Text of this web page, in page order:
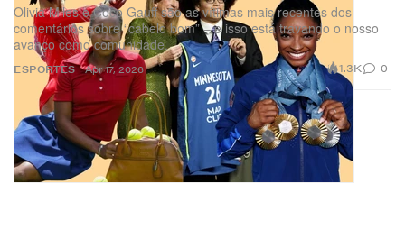
ESPORTES
Olivia Miles e Coco Gauff são as vítimas mais recentes dos
comentários sobre “cabelo bom” – e isso está travando o nosso
avanço como comunidade.
Apr 17, 2026 1.3K 0